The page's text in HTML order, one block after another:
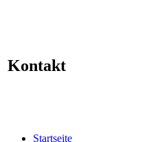
Kontakt
Startseite